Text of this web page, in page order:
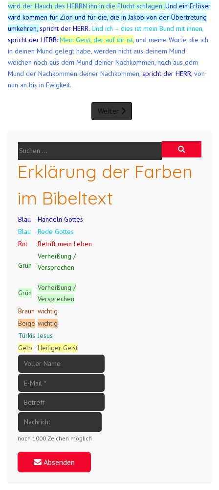
wird der Hauch des HERRN ihn in die Flucht schlagen.Und ein Erlöser
wird kommen für Zion und für die, die in Jakob von der Übertretung
umkehren,spricht der HERR.Und ich – dies ist mein Bund mit ihnen,
spricht der HERR: Mein Geist, der auf dir ist, und meine Worte, die ich
in deinen Mund gelegt habe, werden nicht aus deinem Mund
weichen noch aus dem Mund deiner Nachkommen, noch aus dem
Mund der Nachkommen deiner Nachkommen,spricht der HERR,von
nun an bis in Ewigkeit.
Weiter
Erklärung der Farben
im Bibeltext
Blau
Handeln Gottes
Blau
Rede Gottes
Rot
Betrift mein Leben
Grün
Verheißung /
Versprechen
Grün
Verheißung /
Versprechen
Braun wichtig
Beige wichtig
Türkis Jesus
Gelb
Heiliger Geist
noch 1000 Zeichen möglich
Absenden